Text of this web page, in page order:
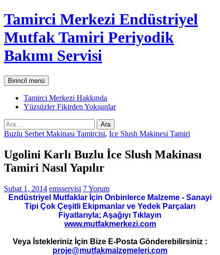
İçeriğe
atla
Tamirci Merkezi Endüstriyel
Mutfak Tamiri Periyodik
Bakımı Servisi
AraBirincil menü
Tamirci Merkezi Hakkında
Yüzsüzler Fikirden Yoksunlar
Arama:
Buzlu Şerbet Makinası Tamircisi, Ice Slush Makinesi Tamiri
Ugolini Karlı Buzlu İce Slush Makinası
Tamiri Nasıl Yapılır
Şubat 1, 2014 emsservisi 7 Yorum
Endüstriyel Mutfaklar İçin Onbinlerce Malzeme - Sanayi
Tipi Çok Çeşitli Ekipmanlar ve Yedek Parçaları
Fiyatlarıyla; Aşağıyı Tıklayın
www.mutfakmerkezi.com
Veya İstekleriniz İçin Bize E-Posta Gönderebilirsiniz :
proje@mutfakmalzemeleri.com